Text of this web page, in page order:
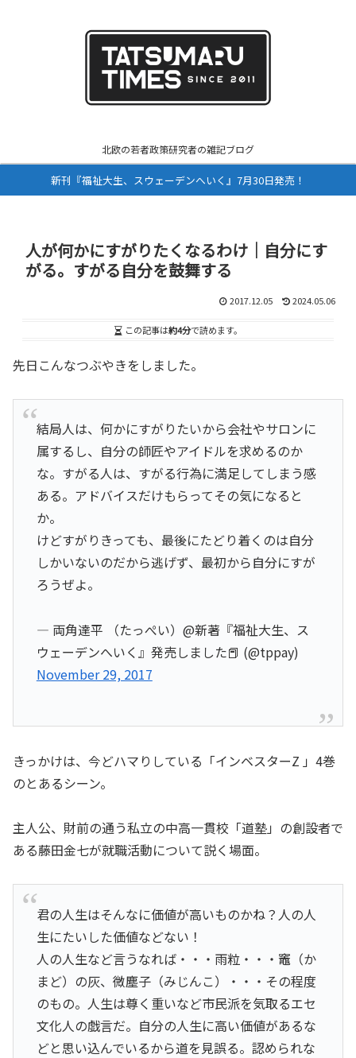
北欧の若者政策研究者の雑記ブログ
新刊『福祉大生、スウェーデンへいく』7月30日発売！
人が何かにすがりたくなるわけ｜自分にす
がる。すがる自分を鼓舞する
2017.12.05 2024.05.06
この記事は約4分で読めます。
先日こんなつぶやきをしました。
結局人は、何かにすがりたいから会社やサロンに
属するし、自分の師匠やアイドルを求めるのか
な。すがる人は、すがる行為に満足してしまう感
ある。アドバイスだけもらってその気になると
か。
けどすがりきっても、最後にたどり着くのは自分
しかいないのだから逃げず、最初から自分にすが
ろうぜよ。
— 両角達平 （たっぺい）@新著『福祉大生、ス
ウェーデンへいく』発売しました📕 (@tppay)
November 29, 2017
きっかけは、今どハマりしている「インベスターZ 」4巻
のとあるシーン。
主人公、財前の通う私立の中高一貫校「道塾」の創設者で
ある藤田金七が就職活動について説く場面。
君の人生はそんなに価値が高いものかね？人の人
生にたいした価値などない！
人の人生など言うなれば・・・雨粒・・・竈（か
まど）の灰、微塵子（みじんこ）・・・その程度
のもの。人生は尊く重いなど市民派を気取るエセ
文化人の戯言だ。自分の人生に高い価値があるな
どと思い込んでいるから道を見誤る。認められな